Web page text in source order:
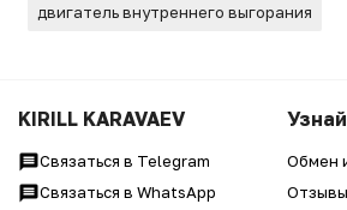
двигатель внутреннего выгорания
KIRILL KARAVAEV
Связаться в Telegram
Связаться в WhatsApp
Обмен